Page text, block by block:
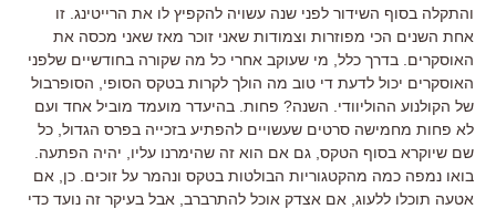
והתקלה בסוף השידור לפני שנה עשויה להקפיץ לו את הרייטינג זו
אחת השנים הכי מפוזרות וצמודות שאני זוכר מאז שאני מכסה את
האוסקרים בדרך כלל מי שעוקב אחרי כל מה שקורה בחודשיים שלפני
האוסקרים יכול לדעת די טוב מה הולך לקרות בטקס הסופי
הסופרבול
של הקולנוע ההוליוודי
השנה? פחות בהיעדר מועמד מוביל אחד ועם
לא פחות מחמישה סרטים שעשויים להפתיע בזכייה בפרס הגדול כל
שם שיוקרא בסוף הטקס גם אם הוא זה שהימרנו עליו יהיה הפתעה
בואו נמפה כמה מהקטגוריות הבולטות בטקס ונהמר על זוכים כן
אם
אטעה תוכלו ללעוג אם אצדק אוכל להתרברב אבל בעיקר זה נועד כדי